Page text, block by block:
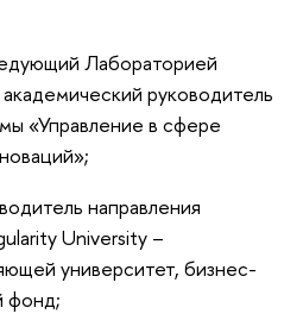
Лабораторией
руководитель
«Управление в сфере
направления
University –
университет, бизнес-
фонд;